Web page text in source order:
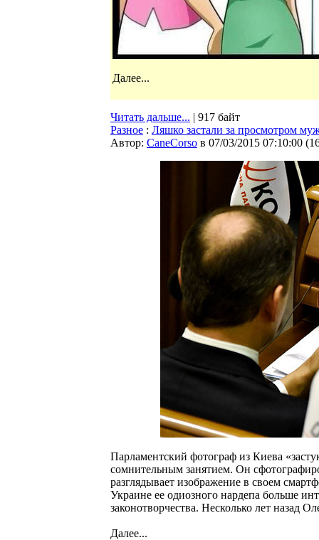
Далее...
Читать дальше... | 917 байт
Разное : Ляшко застали за просмотром
Автор: CaneCorso в 07/03/2015 07:10:00 (
Парламентский фотограф из Киева
сомнительным занятием. Он
разглядывает изображение в своем
Украине ее одиозного нардепа больше
законотворчества. Несколько лет назад
Далее...